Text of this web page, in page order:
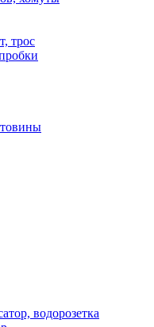
трос
водорозетка